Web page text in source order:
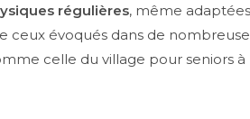
régulières, même
ceux évoqués dans de
celle du village pour seniors à